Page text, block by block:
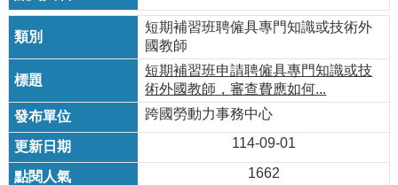
短期補習班聘僱具專門知識或技術外
國教師
短期補習班申請聘僱具專門知識或技
術外國教師，審查費應如何...
跨國勞動力事務中心
114-09-01
1662